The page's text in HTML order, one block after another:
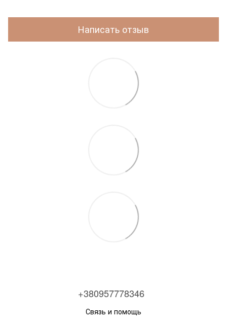
Написать отзыв
+380957778346
Связь и помощь